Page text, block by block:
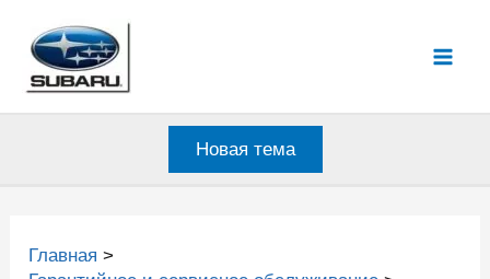
содержимому
Новая тема
Главная